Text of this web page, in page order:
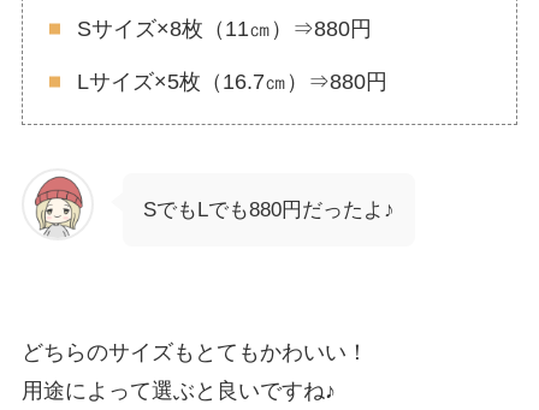
Sサイズ×8枚（11㎝）⇒880円
Lサイズ×5枚（16.7㎝）⇒880円
SでもLでも880円だったよ♪
どちらのサイズもとてもかわいい！
用途によって選ぶと良いですね♪